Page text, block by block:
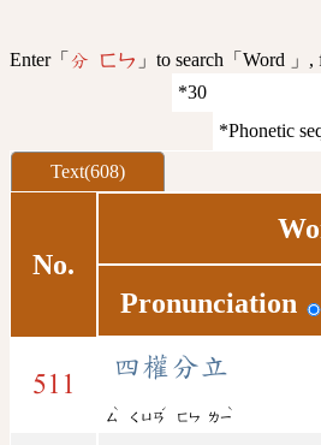
Enter「 分 ㄈㄣ 」to search「Word 」,
Text(608)
No.
Pronunciation
511
四權分立
ㄙ
ˋ
ㄑㄩㄢ
ˊ
ㄈㄣ ㄌㄧ
ˋ